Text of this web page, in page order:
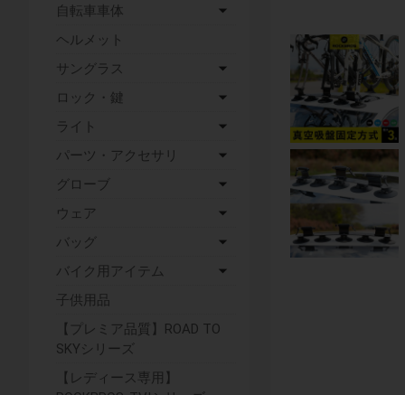
自転車車体
ヘルメット
サングラス
ロック・鍵
ライト
パーツ・アクセサリ
グローブ
ウェア
バッグ
バイク用アイテム
子供用品
【プレミア品質】ROAD TO
SKYシリーズ
【レディース専用】